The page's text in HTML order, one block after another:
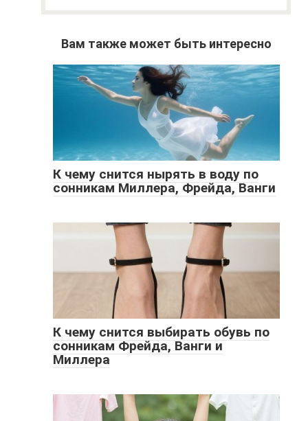
Вам также может быть интересно
К чему снится нырять в воду по
сонникам Миллера, Фрейда, Ванги
К чему снится выбирать обувь по
сонникам Фрейда, Ванги и
Миллера